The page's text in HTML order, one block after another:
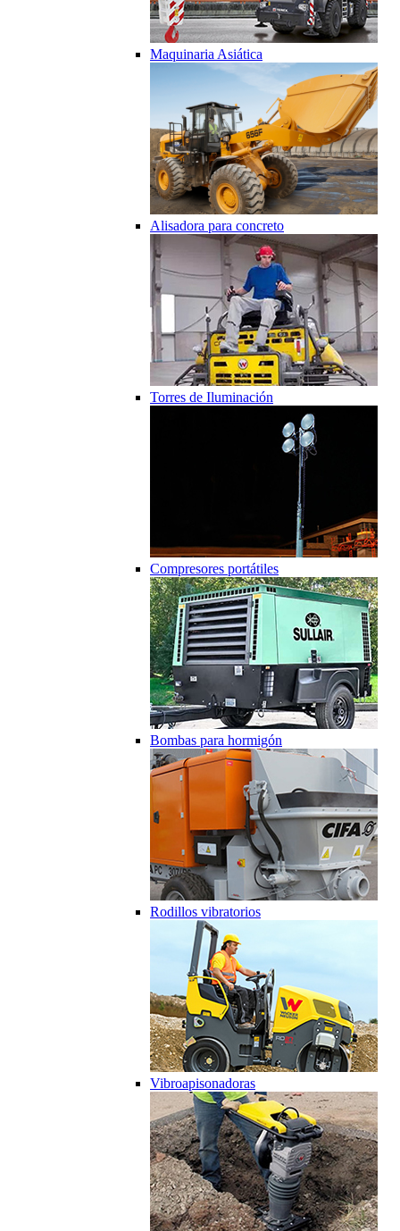
Maquinaria Asiática
Alisadora para concreto
Torres de Iluminación
Compresores portátiles
Bombas para hormigón
Rodillos vibratorios
Vibroapisonadoras